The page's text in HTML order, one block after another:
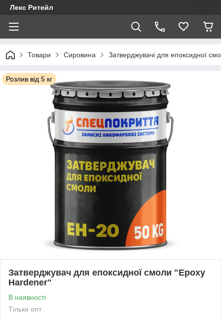
Лекс Ритейл
Товари Сировина Затверджувачі для епоксидної
Розлив від 5 кг
Затверджувач для епоксидної смоли "Epoxy
Hardener"
В наявності
Тільки опт